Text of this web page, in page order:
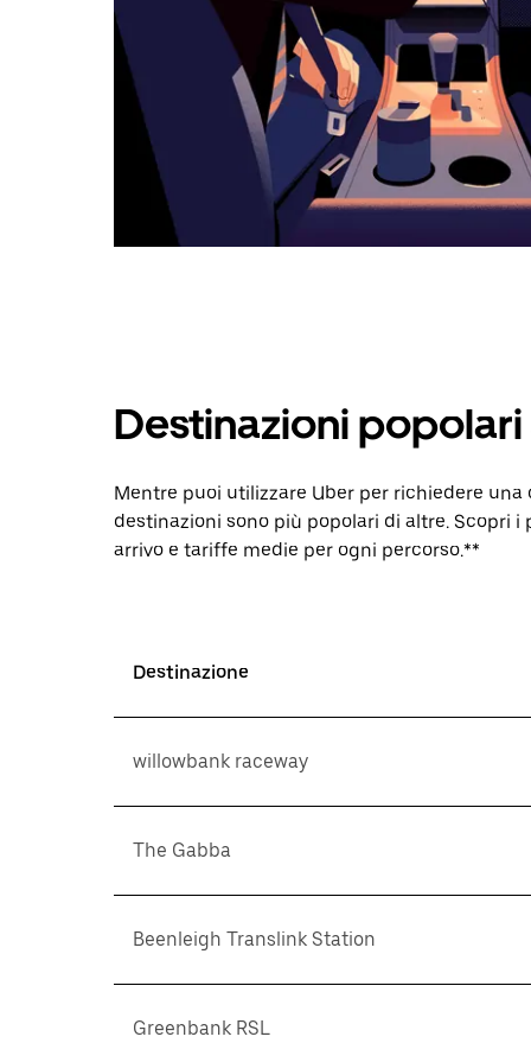
Destinazioni
Mentre puoi utilizzare Uber per richiedere
destinazioni sono più popolari di altre. Scopri
arrivo e tariffe medie per ogni percorso.**
Destinazione
willowbank raceway
The Gabba
Beenleigh Translink Station
Greenbank RSL